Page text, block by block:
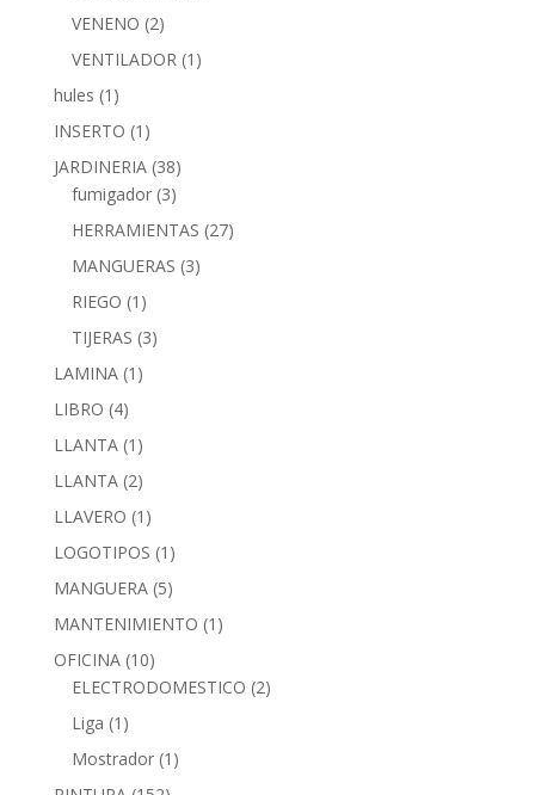
VENENO (2)
VENTILADOR (1)
hules (1)
INSERTO (1)
JARDINERIA (38)
fumigador (3)
HERRAMIENTAS (27)
MANGUERAS (3)
RIEGO (1)
TIJERAS (3)
LAMINA (1)
LIBRO (4)
LLANTA (1)
LLANTA (2)
LLAVERO (1)
LOGOTIPOS (1)
MANGUERA (5)
MANTENIMIENTO (1)
OFICINA (10)
ELECTRODOMESTICO (2)
Liga (1)
Mostrador (1)